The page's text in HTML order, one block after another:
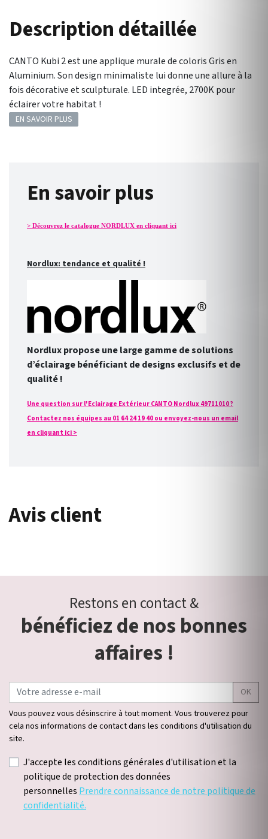
Description détaillée
CANTO Kubi 2 est une applique murale de coloris Gris en
Aluminium. Son design minimaliste lui donne une allure à la
fois décorative et sculpturale. LED integrée, 2700K pour
éclairer votre habitat !
EN SAVOIR PLUS
En savoir plus
> Découvrez le catalogue NORDLUX en cliquant ici
Nordlux: tendance et qualité !
Nordlux propose une large gamme de solutions
d’éclairage bénéficiant de designs exclusifs et de
qualité !
Une question sur l'Eclairage Extérieur CANTO Nordlux 49711010 ?
Contactez nos équipes au 01 64 24 19 40 ou envoyez-nous un email
en cliquant ici >
Avis client
Restons en contact &
bénéficiez de nos bonnes
affaires !
OK
Vous pouvez vous désinscrire à tout moment. Vous trouverez pour
cela nos informations de contact dans les conditions d'utilisation du
site.
J'accepte les conditions générales d'utilisation et la
politique de protection des données
personnelles Prendre connaissance de notre politique de
confidentialité.